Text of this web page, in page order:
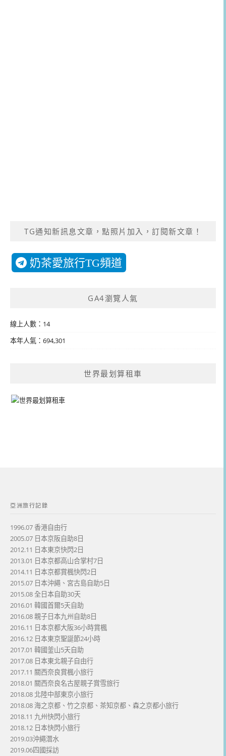
TG通知新訊息文章，點照片加入，訂閱新文章！
奶茶愛旅行TG頻道
GA4瀏覽人氣
線上人數：14
本年人氣：694,301
世界最划算租車
亞洲旅行記錄
1996.07 香港自由行
2005.07 日本京阪自助8日
2012.11 日本東京快閃2日
2013.01 日本京都高山合掌村7日
2014.11 日本京都賞楓快閃2日
2015.07 日本沖繩、宮古島自助5日
2015.08 全日本自助30天
2016.01 韓國首爾5天自助
2016.08 親子日本九州自助8日
2016.11 日本京都大阪36小時賞楓
2016.12 日本東京聖誕節24小時
2017.01 韓國釜山5天自助
2017.08 日本東北親子自由行
2017.11 關西奈良賞楓小旅行
2018.01 關西奈良名古屋親子賞雪旅行
2018.08 北陸中部東京小旅行
2018.08 海之京都、竹之京都、茶知京都、森之京都小旅行
2018.11 九州快閃小旅行
2018.12 日本快閃小旅行
2019.03沖繩潛水
2019.06四國採訪